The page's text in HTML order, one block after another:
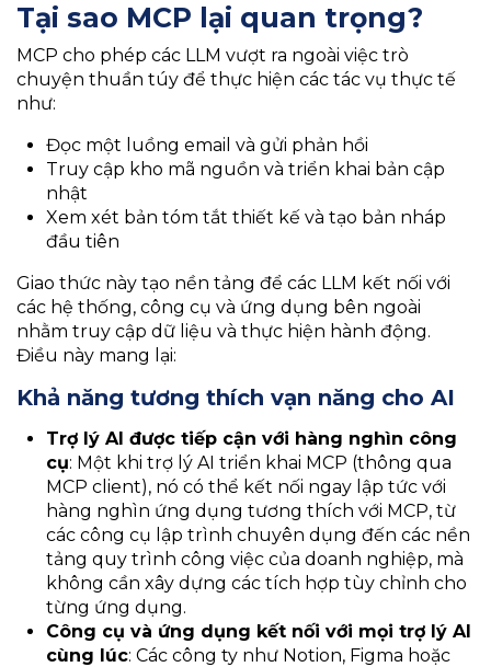
Tại sao MCP lại quan trọng?
MCP cho phép các LLM vượt ra ngoài việc trò
chuyện thuần túy để thực hiện các tác vụ thực tế
như:
Đọc một luồng email và gửi phản hồi
Truy cập kho mã nguồn và triển khai bản cập
nhật
Xem xét bản tóm tắt thiết kế và tạo bản nháp
đầu tiên
Giao thức này tạo nền tảng để các LLM kết nối với
các hệ thống, công cụ và ứng dụng bên ngoài
nhằm truy cập dữ liệu và thực hiện hành động.
Điều này mang lại:
Khả năng tương thích vạn năng cho AI
Trợ lý AI được tiếp cận với hàng nghìn công
cụ: Một khi trợ lý AI triển khai MCP (thông qua
MCP client), nó có thể kết nối ngay lập tức với
hàng nghìn ứng dụng tương thích với MCP, từ
các công cụ lập trình chuyên dụng đến các nền
tảng quy trình công việc của doanh nghiệp, mà
không cần xây dựng các tích hợp tùy chỉnh cho
từng ứng dụng.
Công cụ và ứng dụng kết nối với mọi trợ lý AI
cùng lúc: Các công ty như Notion, Figma hoặc